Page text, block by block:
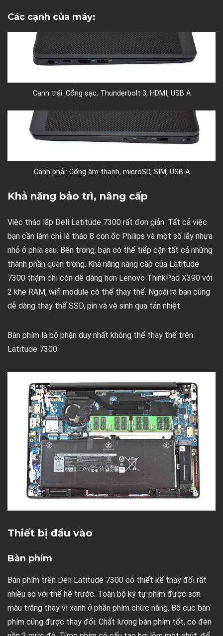
Các cạnh của máy:
Cạnh trái: Cổng sạc, Thunderbolt 3, HDMI, USB A
Cạnh phải: Cổng âm thanh, microSD, SIM, USB A
Khả năng bảo trì, nâng cấp
Việc tháo lắp Dell Latitude 7300 rất đơn giản. Tất cả việc
bạn cần làm chỉ là tháo 8 con ốc Philips và một số lẫy nhựa
nhỏ ở phía sau. Bên trong, bạn có thể tiếp cận tất cả những
thành phần quan trọng. Khả năng nâng cấp của Latitude
7300 thậm chí còn dễ dàng hơn Lenovo ThinkPad X390 với
2 khe RAM, wifi module có thể thay thế. Ngoài ra bạn cũng
dễ dàng thay thế SSD, pin và vệ sinh quạ tản nhiệt.
Bàn phím là bộ phận duy nhất không thể thay thế trên
Latitude 7300.
Thiết bị đầu vào
Bàn phím
Bàn phím trên Dell Latitude 7300 có thiết kế thay đổi rất
nhiều so với thế hệ trước. Toàn bộ ký tự phím được sơn
màu trắng thay vì xanh ở phần phím chức năng. Bố cục bàn
phím cũng được thay đổi. Chất lượng bàn phím tốt, có đèn